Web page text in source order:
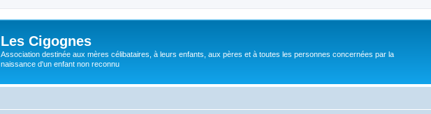
Les Cigognes
Association destinée aux mères célibataires, à leurs enfants, aux pères et à toutes les personnes concernées par la
naissance d'un enfant non reconnu